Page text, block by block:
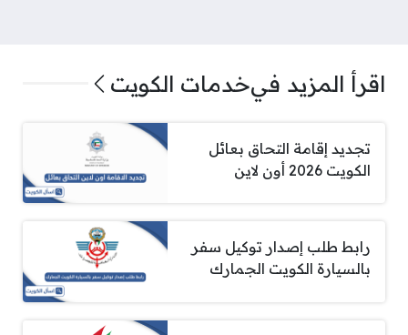
اقرأ المزيد فيخدمات الكويت
تجديد إقامة التحاق بعائل
الكويت 2026 أون لاين
رابط طلب إصدار توكيل سفر
بالسيارة الكويت الجمارك